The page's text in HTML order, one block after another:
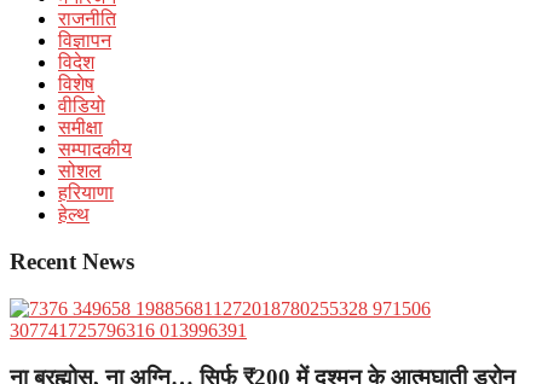
राजनीति
विज्ञापन
विदेश
विशेष
वीडियो
समीक्षा
सम्पादकीय
सोशल
हरियाणा
हेल्थ
Recent News
ना ब्रह्मोस, ना अग्नि… सिर्फ ₹200 में दुश्मन के आत्मघाती ड्रोन